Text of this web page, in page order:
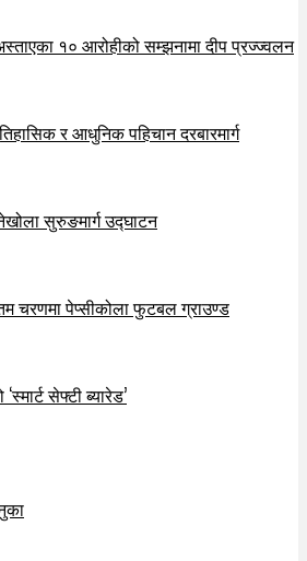
१० आरोहीको सम्झनामा दीप प्रज्ज्वलन
र आधुनिक पहिचान दरबारमार्ग
सुरुङमार्ग उद्घाटन
चरणमा पेप्सीकोला फुटबल ग्राउण्ड
सेफ्टी ब्यारेड’